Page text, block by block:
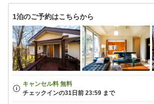
1泊のご予約はこちらから